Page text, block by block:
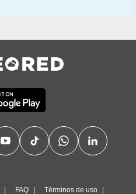
FAQ Términos de uso